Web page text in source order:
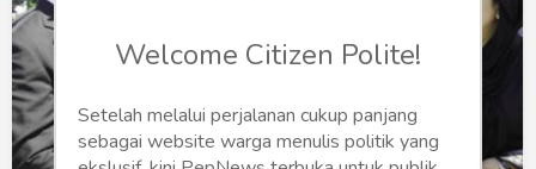
Wanita
Welcome Citizen Polite!
Setelah melalui perjalanan cukup panjang
sebagai website warga menulis politik yang